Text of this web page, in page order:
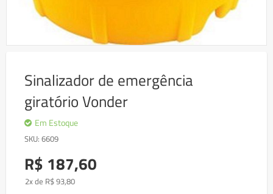
Sinalizador de emergência
giratório Vonder
Em Estoque
SKU 6609
R$ 187,60
2x de R$93,80
beginning
images
gallery